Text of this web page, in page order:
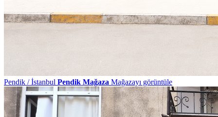
Pendik / İstanbul Pendik Mağaza Mağazayı görüntüle